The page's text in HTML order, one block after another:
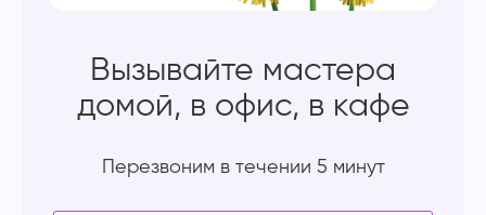
Вызывайте мастера
домой, в офис, в кафе
Перезвоним в течении 5 минут